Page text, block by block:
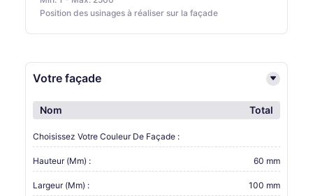
Position des usinages à réaliser sur la façade
Votre façade
Nom Total
Choisissez Votre Couleur De Façade :
Hauteur (mm) : 60 mm
Largeur (mm) : 100 mm